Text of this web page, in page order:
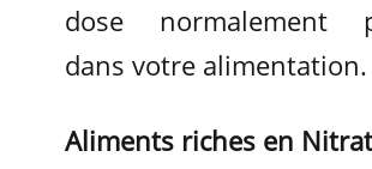
dose normalement
dans votre alimentation.
Aliments riches en